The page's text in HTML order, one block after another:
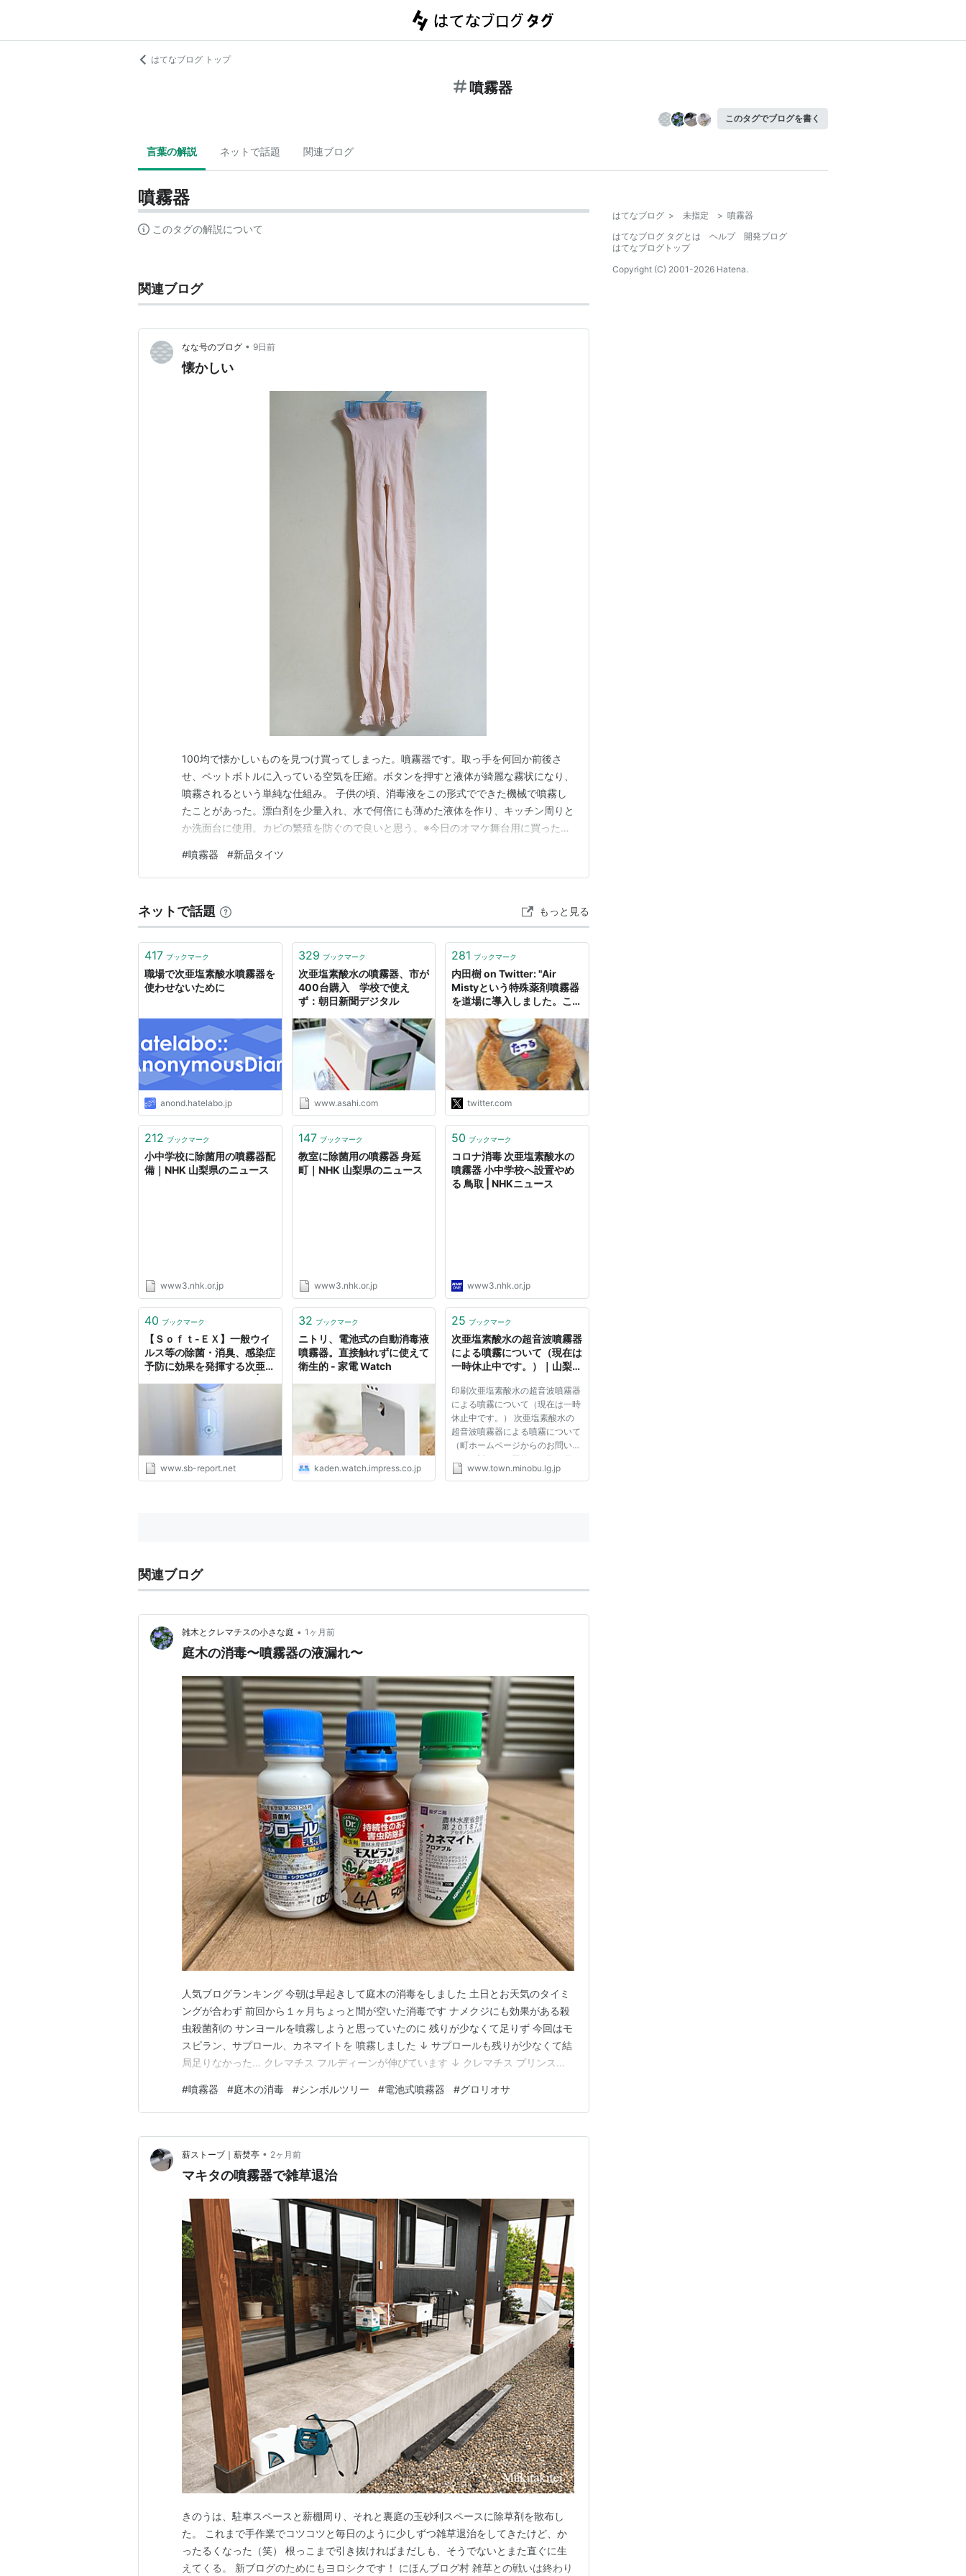
はてなブログ トップ
噴霧器
このタグでブログを書く
言葉の解説 ネットで話題 関連ブログ
噴霧器
このタグの解説について
関連ブログ
なな号のブログ • 9日前
懐かしい
100均で懐かしいものを見つけ買ってしまった。噴霧器です。取っ手を何回か前後さ
せ、ペットボトルに入っている空気を圧縮。ボタンを押すと液体が綺麗な霧状になり、
噴霧されるという単純な仕組み。 子供の頃、消毒液をこの形式でできた機械で噴霧し
たことがあった。漂白剤を少量入れ、水で何倍にも薄めた液体を作り、キッチン周りと
か洗面台に使用。カビの繁殖を防ぐので良いと思う。※今日のオマケ舞台用に買った新
脂を使うこともできるけど前回使ったら、松脂を塗った部分の素材が剥げて薄くなっ
た。穴が空いたわけではないけれど、いきなりボロタイツのよ…
#噴霧器 #新品タイツ
ネットで話題 もっと見る
417 ブックマーク
職場で次亜塩素酸水噴霧器を
使わせないために
anond.hatelabo.jp
329 ブックマーク
次亜塩素酸水の噴霧器、市が
400台購入 学校で使え
ず：朝日新聞デジタル
www.asahi.com
281 ブックマーク
内田樹 on Twitter: "Air
Mistyという特殊薬剤噴霧器
を道場に導入しました。これ
活性化できるということで
す。道場内だけは「ウイルス
フリー」です。花粉症も大丈
夫ですよ。今日の杖道稽古か
ら経験してみてください。"
twitter.com
212 ブックマーク
小中学校に除菌用の噴霧器配
備｜NHK 山梨県のニュース
www3.nhk.or.jp
147 ブックマーク
教室に除菌用の噴霧器 身延
町｜NHK 山梨県のニュース
www3.nhk.or.jp
50 ブックマーク
コロナ消毒 次亜塩素酸水の
噴霧器 小中学校へ設置やめ
る 鳥取 | NHKニュース
www3.nhk.or.jp
40 ブックマーク
【Ｓｏｆｔ-ＥＸ】一般ウイ
ルス等の除菌・消臭、感染症
予防に効果を発揮する次亜塩
岡のセミナーイベント情報な
ら静岡ビジネスレポート
www.sb-report.net
32 ブックマーク
ニトリ、電池式の自動消毒液
噴霧器。直接触れずに使えて
衛生的 - 家電 Watch
kaden.watch.impress.co.jp
25 ブックマーク
次亜塩素酸水の超音波噴霧器
による噴霧について（現在は
一時休止中です。）｜山梨県
印刷次亜塩素酸水の超音波噴霧器
による噴霧について（現在は一時
休止中です。） 次亜塩素酸水の
超音波噴霧器による噴霧について
（町ホームページからのお問い合
わせに対するご回答） 5月25日
（月）にＮＨＫニュースで、町内
www.town.minobu.lg.jp
関連ブログ
雑木とクレマチスの小さな庭 • 1ヶ月前
庭木の消毒〜噴霧器の液漏れ〜
人気ブログランキング 今朝は早起きして庭木の消毒をしました 土日とお天気のタイミ
ングが合わず 前回から１ヶ月ちょっと間が空いた消毒です ナメクジにも効果がある殺
虫殺菌剤の サンヨールを噴霧しようと思っていたのに 残りが少なくて足りず 今回はモ
スピラン、サプロール、カネマイトを 噴霧しました ↓ サプロールも残りが少なくて結
局足りなかった… クレマチス フルディーンが伸びています ↓ クレマチス プリンスチ
枝先につぼみがつきました ↓ クレマチスの２番花は７月ですね 玄関前のオリエンタル
リリー ↓ テラス前の…
#噴霧器 #庭木の消毒 #シンボルツリー #電池式噴霧器 #グロリオサ
薪ストーブ｜薪焚亭 • 2ヶ月前
マキタの噴霧器で雑草退治
きのうは、駐車スペースと薪棚周り、それと裏庭の玉砂利スペースに除草剤を散布し
た。 これまで手作業でコツコツと毎日のように少しずつ雑草退治をしてきたけど、か
ったるくなった（笑） 根っこまで引き抜ければまだしも、そうでないとまた直ぐに生
えてくる。 新ブログのためにもヨロシクです！ にほんブログ村 雑草との戦いは終わり
はてなブログ > 未指定 > 噴霧器
はてなブログ タグとは
ヘルプ
開発ブログ
はてなブログトップ
Copyright (C) 2001-2026 Hatena.